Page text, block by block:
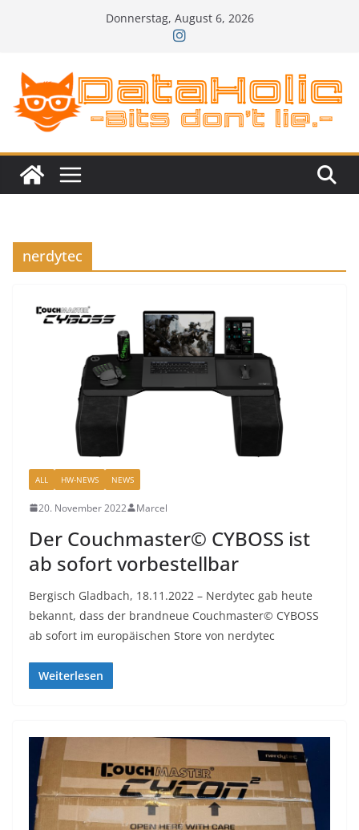
Donnerstag, August 6, 2026
nerdytec
ALL HW-NEWS NEWS
20. November 2022 Marcel
Der Couchmaster© CYBOSS ist
ab sofort vorbestellbar
Bergisch Gladbach, 18.11.2022 – Nerdytec gab heute
bekannt, dass der brandneue Couchmaster© CYBOSS
ab sofort im europäischen Store von nerdytec
Weiterlesen